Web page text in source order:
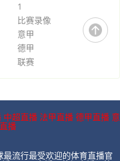
1
比赛录像
意甲
德甲
联赛
中超直播 法甲直播 德甲直播 意
播
流行最受欢迎的体育直播官